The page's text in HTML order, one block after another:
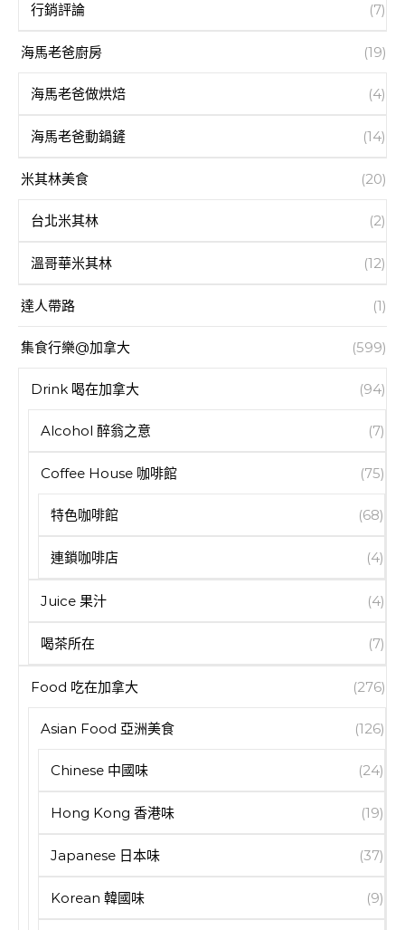
行銷評論 (7)
海馬老爸廚房 (19)
海馬老爸做烘焙 (4)
海馬老爸動鍋鏟 (14)
米其林美食 (20)
台北米其林 (2)
溫哥華米其林 (12)
達人帶路 (1)
集食行樂@加拿大 (599)
Drink 喝在加拿大 (94)
Alcohol 醉翁之意 (7)
Coffee House 咖啡館 (75)
特色咖啡館 (68)
連鎖咖啡店 (4)
Juice 果汁 (4)
喝茶所在 (7)
Food 吃在加拿大 (276)
Asian Food 亞洲美食 (126)
Chinese 中國味 (24)
Hong Kong 香港味 (19)
Japanese 日本味 (37)
Korean 韓國味 (9)